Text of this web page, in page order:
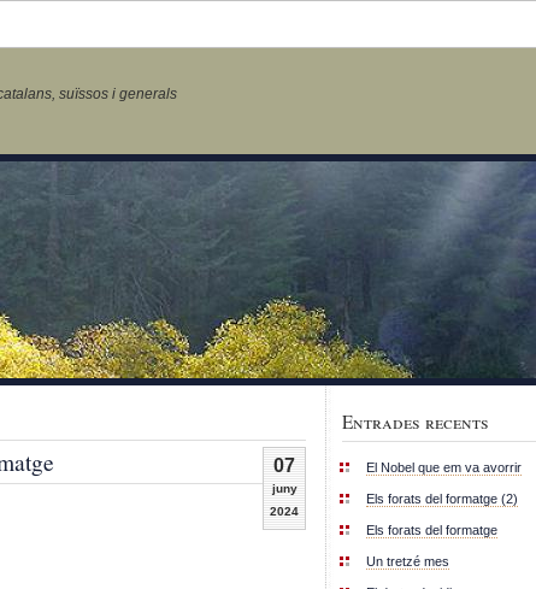
suïssos i generals
07
juny
2024
Entrades recents
El Nobel que em va avorrir
Els forats del formatge (2)
Els forats del formatge
Un tretzé mes